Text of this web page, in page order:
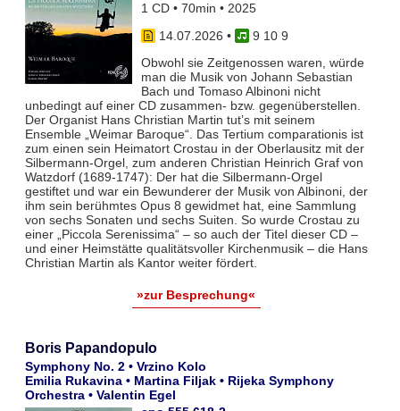
1 CD • 70min • 2025
14.07.2026 •
9 10 9
Obwohl sie Zeitgenossen waren, würde
man die Musik von Johann Sebastian
Bach und Tomaso Albinoni nicht
unbedingt auf einer CD zusammen- bzw. gegenüberstellen.
Der Organist Hans Christian Martin tut’s mit seinem
Ensemble „Weimar Baroque“. Das Tertium comparationis ist
zum einen sein Heimatort Crostau in der Oberlausitz mit der
Silbermann-Orgel, zum anderen Christian Heinrich Graf von
Watzdorf (1689-1747): Der hat die Silbermann-Orgel
gestiftet und war ein Bewunderer der Musik von Albinoni, der
ihm sein berühmtes Opus 8 gewidmet hat, eine Sammlung
von sechs Sonaten und sechs Suiten. So wurde Crostau zu
einer „Piccola Serenissima“ – so auch der Titel dieser CD –
und einer Heimstätte qualitätsvoller Kirchenmusik – die Hans
Christian Martin als Kantor weiter fördert.
»zur Besprechung«
Boris Papandopulo
Symphony No. 2 • Vrzino Kolo
Emilia Rukavina • Martina Filjak • Rijeka Symphony
Orchestra • Valentin Egel